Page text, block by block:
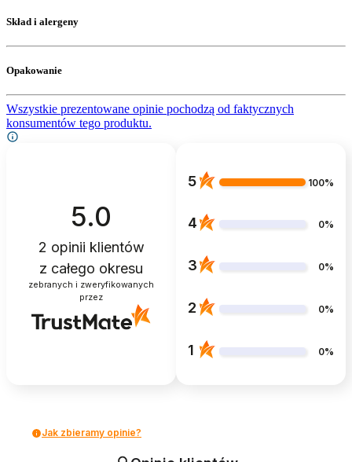
Skład i alergeny
Opakowanie
Wszystkie prezentowane opinie pochodzą od faktycznych
konsumentów tego produktu.
5.0
2 opinii klientów
z całego okresu
zebranych i zweryfikowanych
przez
5 100%
4 0%
3 0%
2 0%
1 0%
Jak zbieramy opinie?